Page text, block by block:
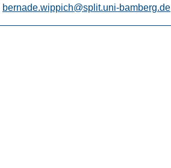
bernade.wippich@split.uni-bamberg.de